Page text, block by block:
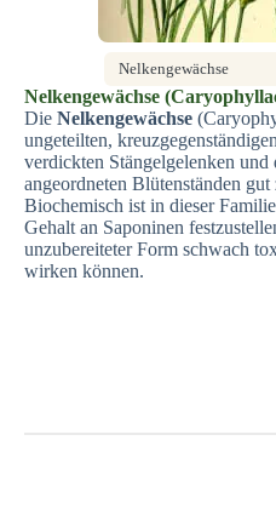
Nelkengewächse
Nelkengewächse
Die Nelkengewächse
ungeteilten,
verdickten Stängelgelenken und
angeordneten Blütenständen gut
Biochemisch ist in dieser
Gehalt an Saponinen
unzubereiteter Form schwach
wirken können.